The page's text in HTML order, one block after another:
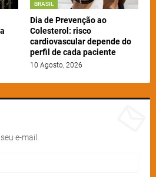
BRASIL
Dia de Prevenção ao
Colesterol: risco
cardiovascular depende do
perfil de cada paciente
10 Agosto, 2026
e-mail.